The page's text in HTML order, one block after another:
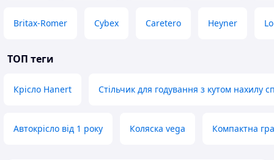
Britax-Romer Cybex Caretero Heyner
ТОП теги
Крісло Hanert Стільчик для годування з кутом нахилу
Автокрісло від 1 року Коляска vega Компактна